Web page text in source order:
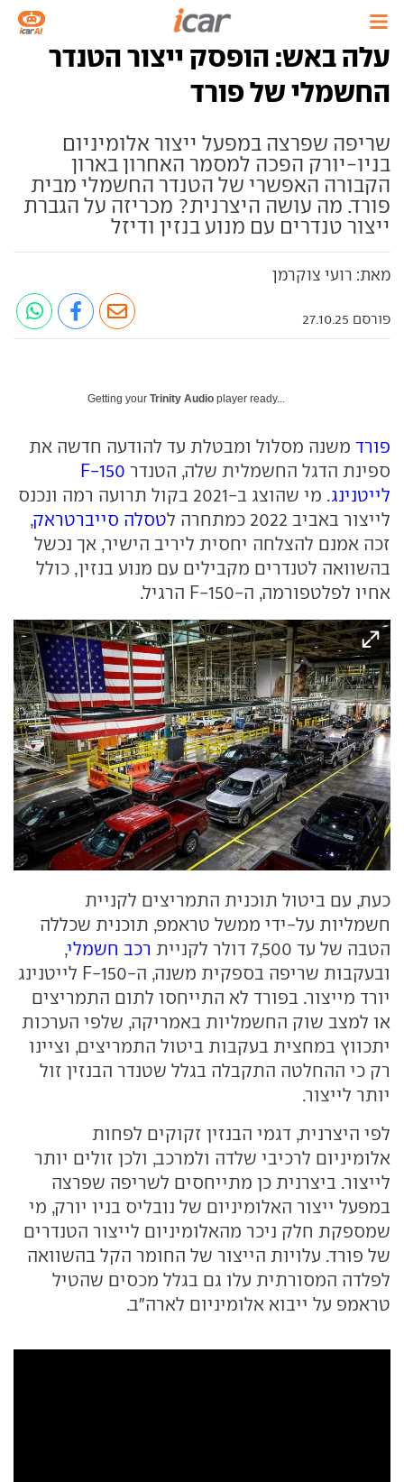
עלה באש: הופסק ייצור הטנדר
החשמלי של פורד
שריפה שפרצה במפעל ייצור אלומיניום
בניו-יורק הפכה למסמר האחרון בארון
הקבורה האפשרי של הטנדר החשמלי מבית
פורד. מה עושה היצרנית? מכריזה על הגברת
ייצור טנדרים עם מנוע בנזין ודיזל
מאת: רועי צוקרמן
פורסם 27.10.25
Getting your Trinity Audio player ready...
פורד משנה מסלול ומבטלת עד להודעה חדשה את
ספינת הדגל החשמלית שלה, הטנדר F-150
לייטנינג
. מי שהוצג ב-2021 בקול תרועה רמה ונכנס
לייצור באביב 2022 כמתחרה ל
טסלה סייברטראק,
זכה אמנם להצלחה יחסית ליריב הישיר, אך נכשל
בהשוואה לטנדרים מקבילים עם מנוע בנזין, כולל
אחיו לפלטפורמה, ה-F-150 הרגיל.
כעת, עם ביטול תוכנית התמריצים לקניית
חשמליות על-ידי ממשל טראמפ, תוכנית שכללה
הטבה של עד 7,500 דולר לקניית
רכב חשמלי,
ובעקבות שריפה בספקית משנה, ה-F-150 לייטנינג
יורד מייצור. בפורד לא התייחסו לתום התמריצים
או למצב שוק החשמליות באמריקה, שלפי הערכות
יתכווץ במחצית בעקבות ביטול התמריצים, וציינו
רק כי ההחלטה התקבלה בגלל שטנדר הבנזין זול
יותר לייצור.
לפי היצרנית, דגמי הבנזין זקוקים לפחות
אלומיניום לרכיבי שלדה ולמרכב, ולכן זולים יותר
לייצור. ביצרנית כן מתייחסים לשריפה שפרצה
במפעל ייצור האלומיניום של נובליס בניו יורק, מי
שמספקת חלק ניכר מהאלומיניום לייצור הטנדרים
של פורד. עלויות הייצור של החומר הקל בהשוואה
לפלדה המסורתית עלו גם בגלל מכסים שהטיל
טראמפ על ייבוא אלומיניום לארה"ב.